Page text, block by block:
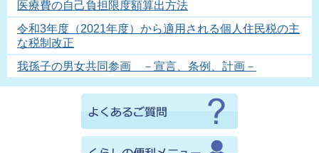
医療費の自己負担限度額算出方法
令和3年度（2021年度）から適用される個人住民税の主
な税制改正
我孫子の男女共同参画 －宣言、条例、計画－